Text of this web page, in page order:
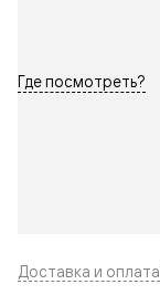
Где посмотреть?
Доставка и оплата